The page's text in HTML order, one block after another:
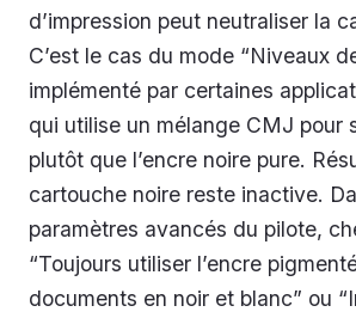
d’impression peut neutraliser la
C’est le cas du mode “Niveaux
implémenté par certaines
qui utilise un mélange CMJ pour
plutôt que l’encre noire pure.
cartouche noire reste inactive.
paramètres avancés du pilote,
“Toujours utiliser l’encre
documents en noir et blanc” ou